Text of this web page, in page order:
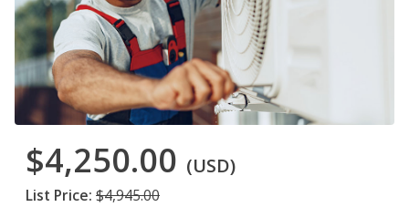
$4,250.00 (USD)
List Price: $4,945.00